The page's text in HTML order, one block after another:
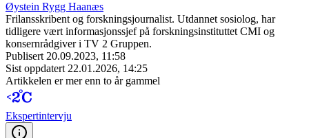
Øystein Rygg Haanæs
Frilansskribent og forskningsjournalist. Utdannet sosiolog, har
tidligere vært informasjonssjef på forskningsinstituttet CMI og
konsernrådgiver i TV 2 Gruppen.
Publisert 20.09.2023, 11:58
Sist oppdatert 22.01.2026, 14:25
Artikkelen er mer enn to år gammel
Ekspert­intervju